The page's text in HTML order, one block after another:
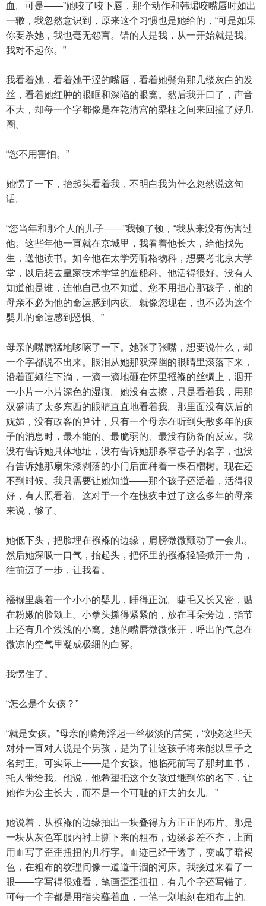
血。可是——”她咬了咬下唇，那个动作和韩珺咬嘴唇时如出
一辙，我忽然意识到，原来这个习惯也是她给的，“可是如果
你要杀她，我也毫无怨言。错的人是我，从一开始就是我。
我对不起你。”
我看着她，看着她干涩的嘴唇，看着她鬓角那几缕灰白的发
丝，看着她红肿的眼眶和深陷的眼窝。然后我开口了，声音
不大，却每一个字都像是在乾清宫的梁柱之间来回撞了好几
圈。
“您不用害怕。”
她愣了一下，抬起头看着我，不明白我为什么忽然说这句
话。
“您当年和那个人的儿子——”我顿了顿，“我从来没有伤害过
他。这些年他一直就在京城里，我看着他长大，给他找先
生，送他读书。如今他在太学旁听格物科，想要考北京大学
堂，以后想去皇家技术学堂的造船科。他活得很好。没有人
知道他是谁，连他自己也不知道。您不用担心那孩子，他的
母亲不必为他的命运感到内疚。就像您现在，也不必为这个
婴儿的命运感到恐惧。”
母亲的嘴唇猛地哆嗦了一下。她张了张嘴，想要说什么，却
一个字都说不出来。眼泪从她那双深幽的眼睛里滚落下来，
沿着面颊往下淌，一滴一滴地砸在怀里襁褓的丝绸上，洇开
一小片一小片深色的湿痕。她没有去擦，只是看着我，用那
双盛满了太多东西的眼睛直直地看着我。那里面没有妖后的
妩媚，没有政客的算计，只有一个母亲在听到失散多年的孩
子的消息时，最本能的、最脆弱的、最没有防备的反应。我
没有告诉她具体地址，没有告诉她那条窄巷子的名字，也没
有告诉她那扇朱漆剥落的小门后面种着一棵石榴树。现在还
不到时候。我只需要让她知道——那个孩子还活着，活得很
好，有人照看着。这对于一个在愧疚中过了这么多年的母亲
来说，够了。
她低下头，把脸埋在襁褓的边缘，肩膀微微颤动了一会儿。
然后她深吸一口气，抬起头，把怀里的襁褓轻轻掀开一角，
往前迈了一步，让我看。
襁褓里裹着一个小小的婴儿，睡得正沉。睫毛又长又密，贴
在粉嫩的脸颊上。小拳头攥得紧紧的，放在耳朵旁边，指节
上还有几个浅浅的小窝。她的嘴唇微微张开，呼出的气息在
微凉的空气里凝成极细的白雾。
我愣住了。
“怎么是个女孩？”
“就是女孩。”母亲的嘴角浮起一丝极淡的苦笑，“刘骁这些天
对外一直对人说是个男孩，是为了让这孩子将来能以皇子之
名封王。可实际上——是个女孩。他临死前写了那封血书，
托人带给我。他说，他希望把这个女孩过继到你的名下，让
她作为公主长大，而不是一个可耻的奸夫的女儿。”
她说着，从襁褓的边缘抽出一块叠得方方正正的布片。那是
一块从灰色军服内衬上撕下来的粗布，边缘参差不齐，上面
用血写了歪歪扭扭的几行字。血迹已经干透了，变成了暗褐
色，在粗布的纹理间像一道道干涸的河床。我接过来看了一
眼——字写得很难看，笔画歪歪扭扭，有几个字还写错了。
可每一个字都是用指尖蘸着血，一笔一划地刻在粗布上的。